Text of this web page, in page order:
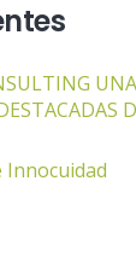
Innocuidad